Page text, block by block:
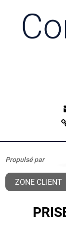
Propulsé par
ZONE CLIENT